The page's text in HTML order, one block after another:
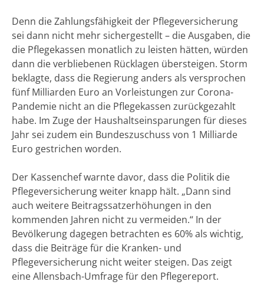
Denn die Zahlungsfähigkeit der Pflegeversicherung
sei dann nicht mehr sichergestellt – die Ausgaben, die
die Pflegekassen monatlich zu leisten hätten, würden
dann die verbliebenen Rücklagen übersteigen. Storm
beklagte, dass die Regierung anders als versprochen
fünf Milliarden Euro an Vorleistungen zur Corona-
Pandemie nicht an die Pflegekassen zurückgezahlt
habe. Im Zuge der Haushaltseinsparungen für dieses
Jahr sei zudem ein Bundeszuschuss von 1 Milliarde
Euro gestrichen worden.
Der Kassenchef warnte davor, dass die Politik die
Pflegeversicherung weiter knapp hält. „Dann sind
auch weitere Beitragssatzerhöhungen in den
kommenden Jahren nicht zu vermeiden.“ In der
Bevölkerung dagegen betrachten es 60% als wichtig,
dass die Beiträge für die Kranken- und
Pflegeversicherung nicht weiter steigen. Das zeigt
eine Allensbach-Umfrage für den Pflegereport.